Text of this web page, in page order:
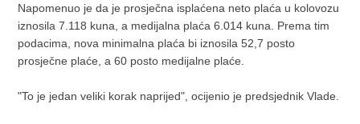
Napomenuo je da je prosječna isplaćena neto plaća u kolovozu
iznosila 7.118 kuna, a medijalna plaća 6.014 kuna. Prema tim
podacima, nova minimalna plaća bi iznosila 52,7 posto
prosječne plaće, a 60 posto medijalne plaće.
"To je jedan veliki korak naprijed", ocijenio je predsjednik Vlade.